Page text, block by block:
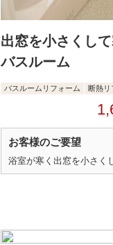
出窓を小さくし
バスルーム
バスルームリフォーム 断熱リ
お客様のご要望
浴室が寒く出窓を小さく